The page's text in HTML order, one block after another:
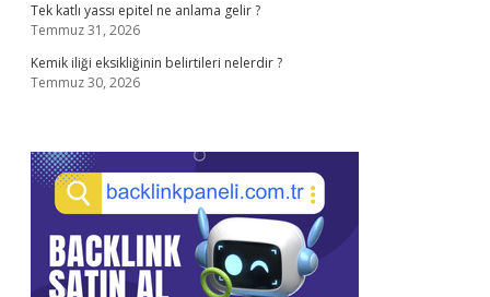
Tek katlı yassı epitel ne anlama gelir ?
Temmuz 31, 2026
Kemik iliği eksikliğinin belirtileri nelerdir ?
Temmuz 30, 2026